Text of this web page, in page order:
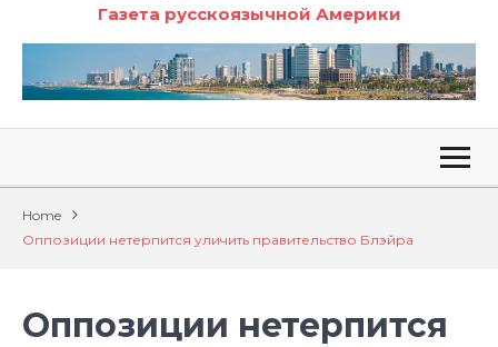
Газета русскоязычной Америки
Home
Оппозиции нетерпится уличить правительство Блэйра
Оппозиции нетерпится